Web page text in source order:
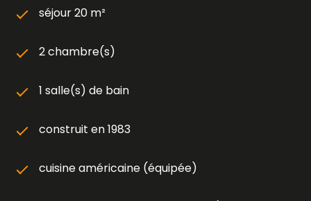
séjour 20 m²
2 chambre(s)
1 salle(s) de bain
construit en 1983
cuisine américaine (équipée)